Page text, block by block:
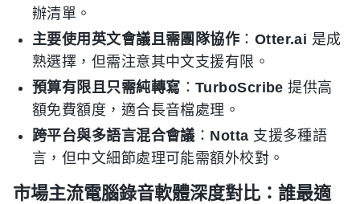
辦清單。
主要使用英文會議且需團隊協作 ： Otter.ai 是成
熟選擇，但需注意其中文支援有限。
預算有限且只需純轉寫 ： TurboScribe 提供高
額免費額度，適合長音檔處理。
跨平台與多語言混合會議 ： Notta 支援多種語
言，但中文細節處理可能需額外校對。
市場主流電腦錄音軟體深度對比：誰最適